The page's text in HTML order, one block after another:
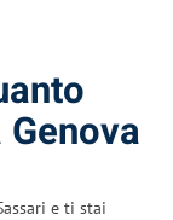
e ti stai